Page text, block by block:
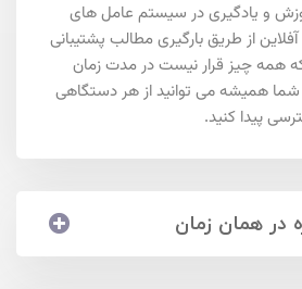
و یادگیری در سیستم عامل های
از طریق بارگیری مطالب پشتیبانی
همه چیز قرار نیست در مدت زمان
شما همیشه می توانید از هر دستگاهی
پیدا کنید.
در همان زمان